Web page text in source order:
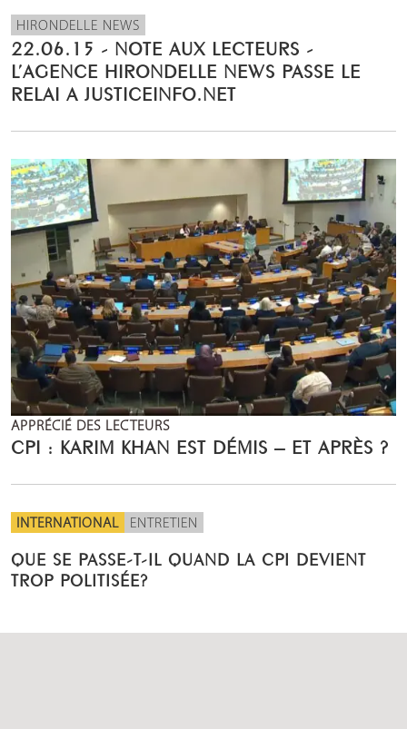
HIRONDELLE NEWS
22.06.15 - NOTE AUX LECTEURS -
L’AGENCE HIRONDELLE NEWS PASSE LE
RELAI A JUSTICEINFO.NET
APPRÉCIÉ DES LECTEURS
CPI : KARIM KHAN EST DÉMIS – ET APRÈS ?
INTERNATIONAL ENTRETIEN
QUE SE PASSE-T-IL QUAND LA CPI DEVIENT
TROP POLITISÉE?